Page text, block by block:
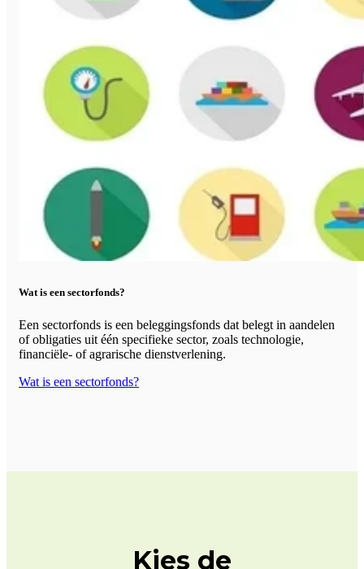
Wat is een sectorfonds?
Een sectorfonds is een beleggingsfonds dat belegt in aandelen
of obligaties uit één specifieke sector, zoals technologie,
financiële- of agrarische dienstverlening.
Wat is een sectorfonds?
Kies de